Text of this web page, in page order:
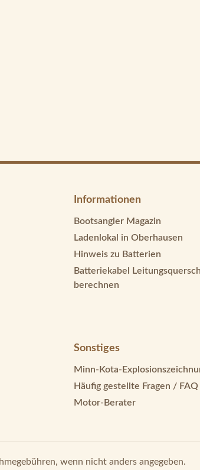
Informationen
Bootsangler Magazin
Ladenlokal in Oberhausen
Hinweis zu Batterien
Batteriekabel
berechnen
Sonstiges
Minn-Kota-
Häufig gestellte Fragen /
Motor-Berater
wenn nicht anders angegeben.